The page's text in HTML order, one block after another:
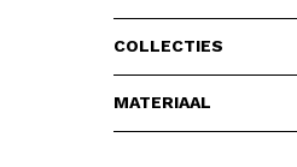
COLLECTIES
MATERIAAL